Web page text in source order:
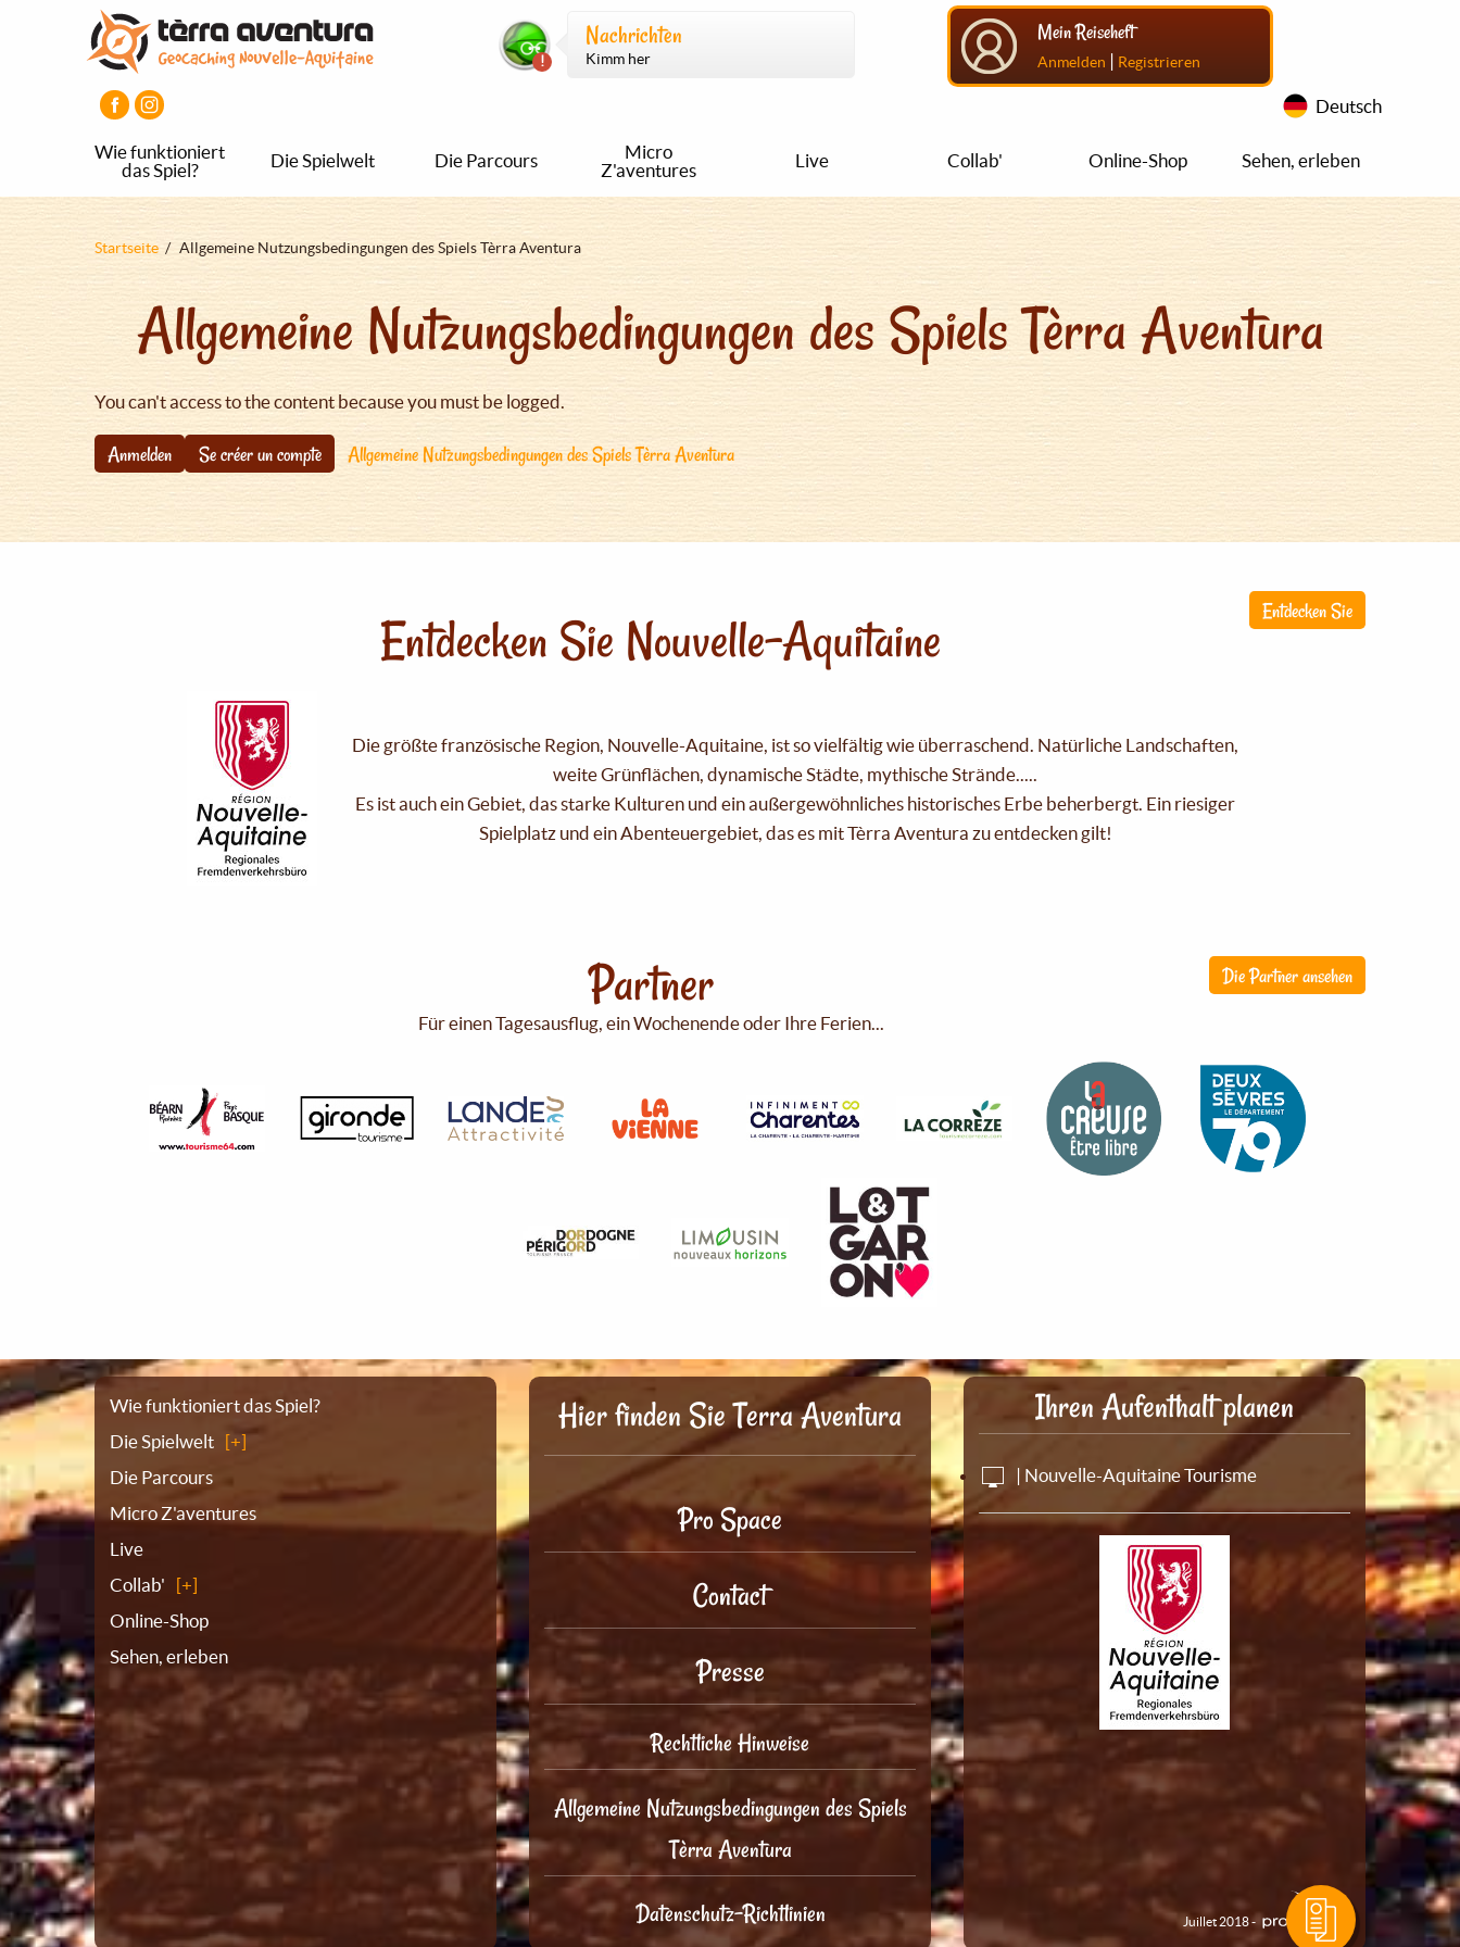
Nachrichten
Kimm her
Mein Reiseheft
Anmelden | Registrieren
Deutsch
Wie funktioniert
das Spiel?
Die Spielwelt Die Parcours
Micro
Z'aventures
Live Collab' Online-Shop Sehen, erleben
Pfadnavigation
Startseite Allgemeine Nutzungsbedingungen des Spiels Tèrra Aventura
Allgemeine Nutzungsbedingungen des Spiels Tèrra Aventura
You can't access to the content because you must be logged.
Anmelden Se créer un compte Allgemeine Nutzungsbedingungen des Spiels Tèrra Aventura
Entdecken Sie
Entdecken Sie Nouvelle-Aquitaine
Die größte französische Region, Nouvelle-Aquitaine, ist so vielfältig wie überraschend. Natürliche Landschaften,
weite Grünflächen, dynamische Städte, mythische Strände.....
Es ist auch ein Gebiet, das starke Kulturen und ein außergewöhnliches historisches Erbe beherbergt. Ein riesiger
Spielplatz und ein Abenteuergebiet, das es mit Tèrra Aventura zu entdecken gilt!
Die Partner ansehen
Partner
Für einen Tagesausflug, ein Wochenende oder Ihre Ferien...
Sitemap
Wie funktioniert das Spiel?
Die Spielwelt
Die Parcours
Micro Z'aventures
Live
Collab'
Online-Shop
Sehen, erleben
Hier finden Sie Terra Aventura
Pro Space
Contact
Presse
Rechtliche Hinweise
Allgemeine Nutzungsbedingungen des Spiels
Tèrra Aventura
Datenschutz-Richtlinien
Ihren Aufenthalt planen
| Nouvelle-Aquitaine Tourisme
Juillet 2018 -